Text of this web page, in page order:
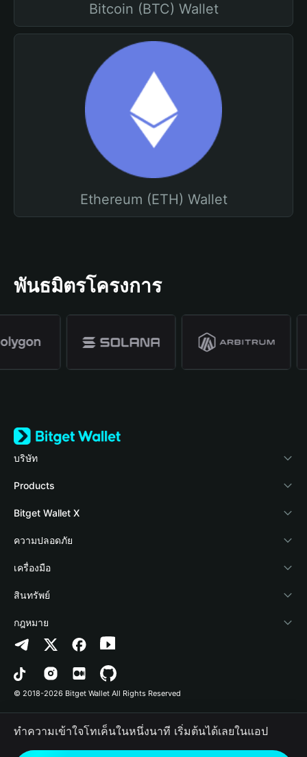
Bitcoin (BTC) Wallet
Ethereum (ETH) Wallet
พันธมิตรโครงการ
บริษัท
เกี่ยวกับ Bitget Wallet
Blog
Academy
ข่าวสารด้านคริปโต
ศูนย์ช่วยเหลือ
ติดต่อเรา
ทรัพยากรข้อมูลของแบรนด์
อาชีพ
Products
Crypto Card
Stablecoin Earn
Payfi Crypto
Crypto Swap API
Altcoin Season Index
Prediction Markets
DApp
RWA
Bitget Wallet X
นักพัฒนา
เชื่อมต่อ Wallet
Bitget Wallet Pay
ลิสต์โปรเจกต์
ความปลอดภัย
Protection Fund
เทคโนโลยีความปลอดภัย
เครื่องมือ
ซื้อคริปโต
การตรวจจับการอนุญาต
การตรวจจับสัญญา
การโอนเป็นชุด
สินทรัพย์
Arbitrum
Avalanche
Bitcoin
Polygon
กฎหมาย
นโยบายความเป็นส่วนตัว
ข้อตกลงในการใช้บริการ
© 2018-2026 Bitget Wallet All Rights Reserved
ทำความเข้าใจโทเค็นในหนึ่งนาที เริ่มต้นได้เลยในแอป